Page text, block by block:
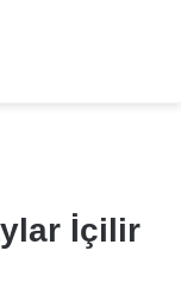
İçilir